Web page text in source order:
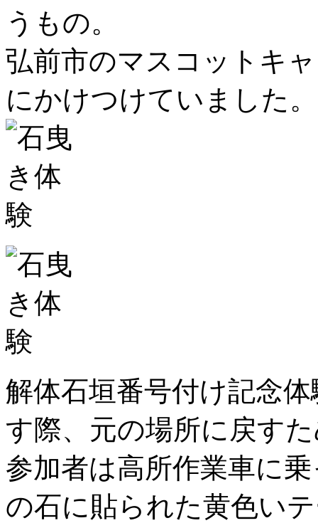
うもの。
弘前市のマスコットキ
にかけつけていました。
解体石垣番号付け記念
す際、元の場所に戻す
参加者は高所作業車に
の石に貼られた黄色い